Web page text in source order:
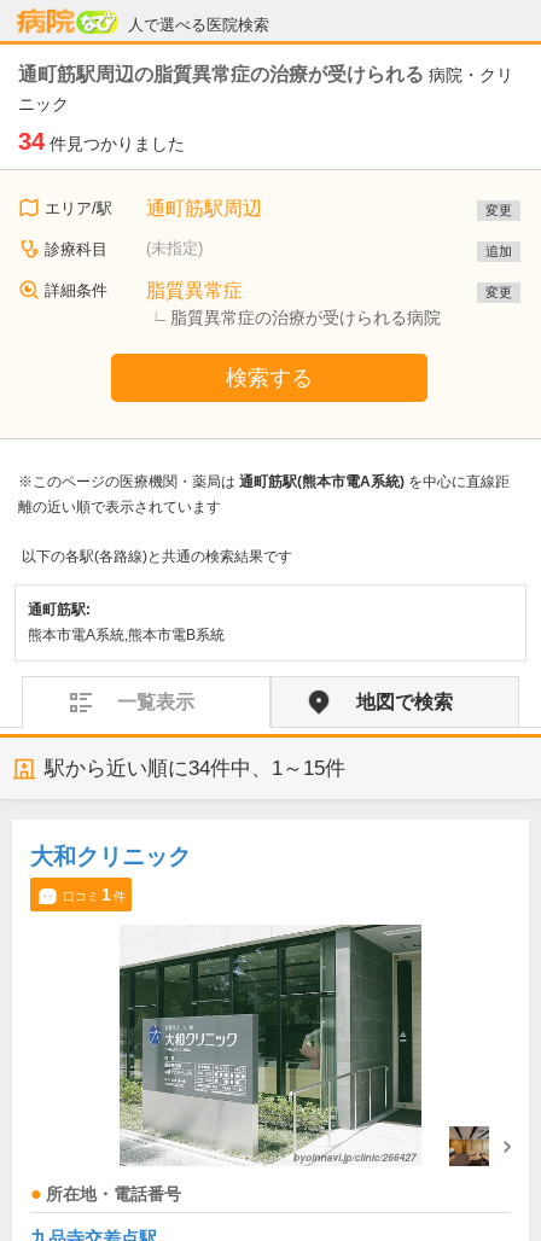
人で選べる医院検索
病院なび
通町筋駅周辺の脂質異常症の治療が受けられる 病院・クリ
ニック
34 件見つかりました
エリア/駅 通町筋駅周辺 変更
診療科目 (未指定) 追加
詳細条件 脂質異常症
脂質異常症の治療が受けられる病院
変更
検索する
※このページの医療機関・薬局は 通町筋駅(熊本市電A系統) を中心に直線距
離の近い順で表示されています
以下の各駅(各路線)と共通の検索結果です
通町筋駅:
熊本市電A系統,熊本市電B系統
一覧表示 地図で検索
駅から近い順に34件中、 1～15件
大和クリニック
口コミ 1件
所在地・電話番号